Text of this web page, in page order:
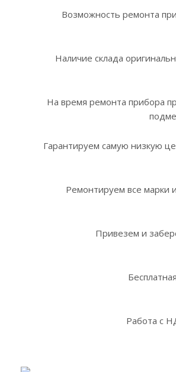
Возможность ремонта
Наличие склада
На время ремонта прибора
Гарантируем самую низкую
Ремонтируем все марки
Привезем и
Работа с